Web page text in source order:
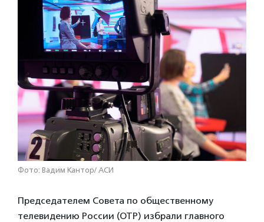
Фото: Вадим Кантор/ АСИ
Председателем Совета по общественному
телевидению России (ОТР) избрали главного